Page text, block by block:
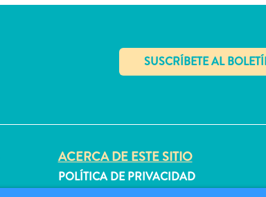
ACERCA DE ESTE SITIO
POLÍTICA DE PRIVACIDAD